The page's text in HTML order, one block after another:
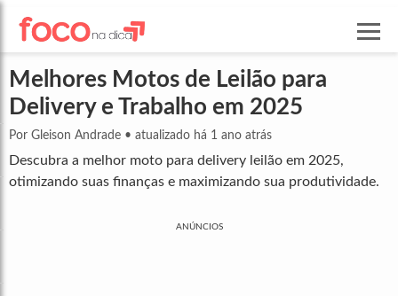
Melhores Motos de Leilão para
Delivery e Trabalho em 2025
Por Gleison Andrade • atualizado há 1 ano atrás
Descubra a melhor moto para delivery leilão em 2025,
otimizando suas finanças e maximizando sua produtividade.
ANÚNCIOS